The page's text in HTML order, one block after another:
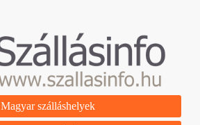
Magyar szálláshelyek